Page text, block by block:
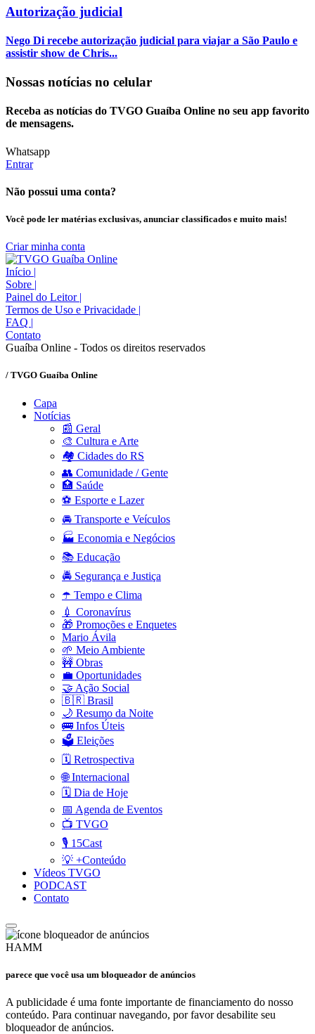
Autorização judicial
Nego Di recebe autorização judicial para viajar a São Paulo e
assistir show de Chris...
Nossas notícias no celular
Receba as notícias do TVGO Guaíba Online no seu app favorito
de mensagens.
Whatsapp
Entrar
Não possui uma conta?
Você pode ler matérias exclusivas, anunciar classificados e muito mais!
Criar minha conta
Início |
Sobre |
Painel do Leitor |
Termos de Uso e Privacidade |
FAQ |
Contato
Guaíba Online - Todos os direitos reservados
/ TVGO Guaíba Online
Capa
Notícias
📰 Geral
🎨 Cultura e Arte
🏘️ Cidades do RS
👥 Comunidade / Gente
🏥 Saúde
⚽ Esporte e Lazer
🚘 Transporte e Veículos
🏭 Economia e Negócios
📚 Educação
🚔 Segurança e Justiça
☂️ Tempo e Clima
💉 Coronavírus
🎁 Promoções e Enquetes
Mario Ávila
🌱 Meio Ambiente
🚧 Obras
💼 Oportunidades
🤝 Ação Social
🇧🇷 Brasil
🌙 Resumo da Noite
🚌 Infos Úteis
🗳️ Eleições
🗓️ Retrospectiva
🌐 Internacional
🗓️ Dia de Hoje
📅 Agenda de Eventos
📺 TVGO
🎙️ 15Cast
💡 +Conteúdo
Vídeos TVGO
PODCAST
Contato
HAMM
parece que você usa um bloqueador de anúncios
A publicidade é uma fonte importante de financiamento do nosso
conteúdo. Para continuar navegando, por favor desabilite seu
bloqueador de anúncios.